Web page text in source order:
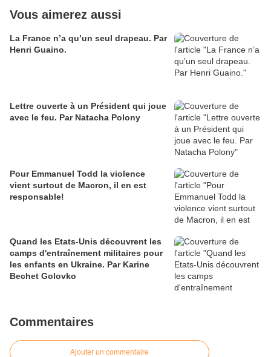
Vous aimerez aussi
La France n’a qu’un seul drapeau. Par
Henri Guaino.
Lettre ouverte à un Président qui joue
avec le feu. Par Natacha Polony
Pour Emmanuel Todd la violence
vient surtout de Macron, il en est
responsable!
Quand les Etats-Unis découvrent les
camps d'entraînement militaires pour
les enfants en Ukraine. Par Karine
Bechet Golovko
Commentaires
Ajouter un commentaire